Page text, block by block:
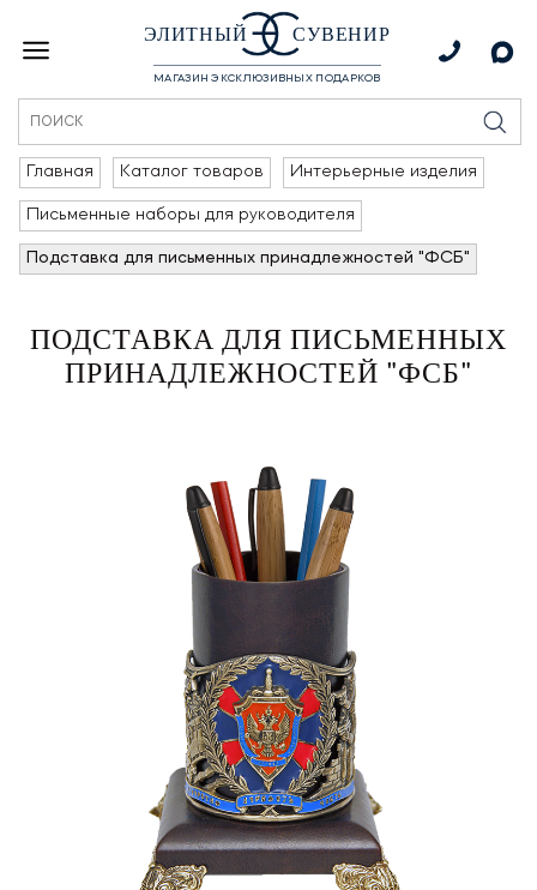
ЭЛИТНЫЙ СУВЕНИР
МАГАЗИН ЭКСКЛЮЗИВНЫХ ПОДАРКОВ
Главная Каталог товаров Интерьерные изделия
Письменные наборы для руководителя
Подставка для письменных принадлежностей "ФСБ"
ПОДСТАВКА ДЛЯ ПИСЬМЕННЫХ
ПРИНАДЛЕЖНОСТЕЙ "ФСБ"